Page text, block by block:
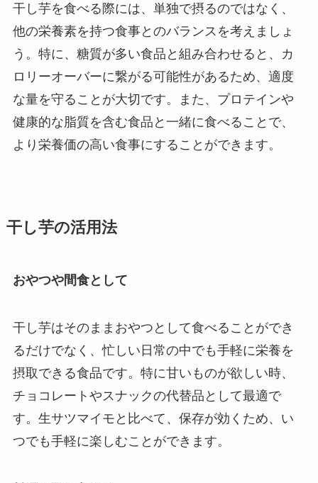
干し芋を食べる際には、単独で摂るのではなく、
他の栄養素を持つ食事とのバランスを考えましょ
う。特に、糖質が多い食品と組み合わせると、カ
ロリーオーバーに繋がる可能性があるため、適度
な量を守ることが大切です。また、プロテインや
健康的な脂質を含む食品と一緒に食べることで、
より栄養価の高い食事にすることができます。
干し芋の活用法
おやつや間食として
干し芋はそのままおやつとして食べることができ
るだけでなく、忙しい日常の中でも手軽に栄養を
摂取できる食品です。特に甘いものが欲しい時、
チョコレートやスナックの代替品として最適で
す。生サツマイモと比べて、保存が効くため、い
つでも手軽に楽しむことができます。